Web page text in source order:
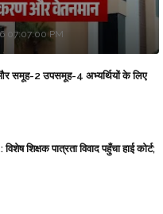
07:07:00 PM
समूह-2 उपसमूह-4 अभ्यर्थियों के लिए
शिक्षक पात्रता विवाद पहुँचा हाई कोर्ट;